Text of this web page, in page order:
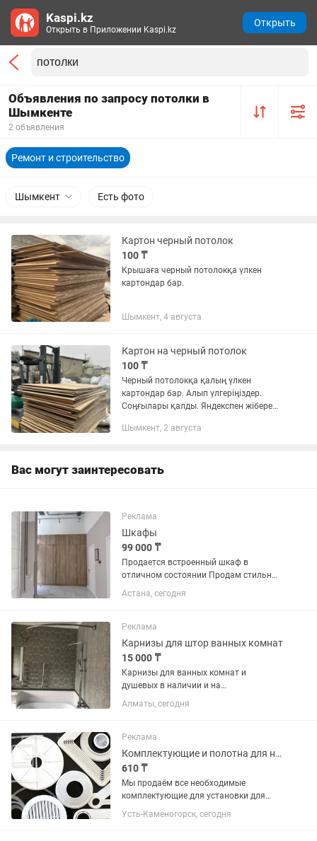
Объявления по запросу потолки в
Шымкенте
2 объявления
Ремонт и строительство
Шымкент Есть фото
Картон черный потолок
100 ₸
Крышаға черный потолокқа үлкен
картондар бар.
Шымкент, 4 августа
Картон на черный потолок
100 ₸
Черный потолокқа қалың үлкен
картондар бар. Алып үлгеріңіздер.
Соңғылары қалды. Яндекспен жібере
Шымкент, 2 августа
Вас могут заинтересовать
Реклама
Шкафы
99 000 ₸
Продается встроенный шкаф в
отличном состоянии Продам стильный
и вместительный встроенный шкаф с
современными фасадами под
вместимость - Качественные
материалы и...
Астана, сегодня
Реклама
Карнизы для штор ванных комнат
15 000 ₸
Карнизы для ванных комнат и
душевых в наличии и на
заказ,изготовления из качественной
нержавеющей стали.Без провисания и
рынке,гарантия 3 года.Доставки и
установки...
Алматы, сегодня
Реклама
Комплектующие и полотна для натяжных потолков
610 ₸
Мы продаём все необходимые
комплектующие для установки для
натяжного потолка от полотна до
Усть-Каменогорск, сегодня
Kaspi.kz
Открыть в Приложении Kaspi.kz
Открыть